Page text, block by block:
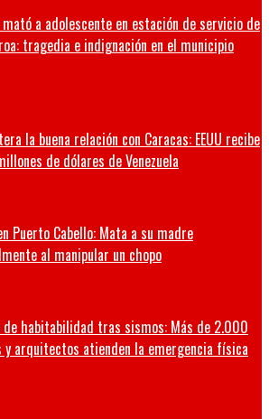
a adolescente en estación de servicio de
tragedia e indignación en el municipio
la buena relación con Caracas: EEUU recibe
de dólares de Venezuela
Puerto Cabello: Mata a su madre
al manipular un chopo
de habitabilidad tras sismos: Más de 2.000
y arquitectos atienden la emergencia física